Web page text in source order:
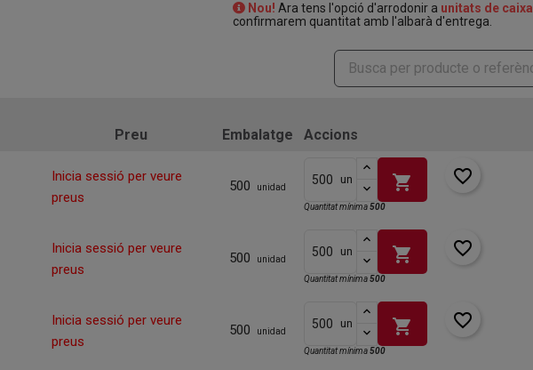
Nou! Ara tens l'opció d'arrodonir a unitats de caixa
confirmarem quantitat amb l'albarà d'entrega.
Preu Embalatge Accions
Inicia sessió per veure
preus
500 unidad
un shopping_cart favorite_border
Quantitat mínima500
Inicia sessió per veure
preus
500 unidad
un shopping_cart favorite_border
Quantitat mínima500
Inicia sessió per veure
preus
500 unidad
un shopping_cart favorite_border
Quantitat mínima500